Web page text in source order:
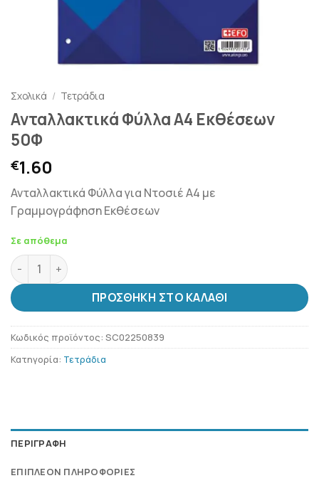
Σχολικά / Τετράδια
Ανταλλακτικά Φύλλα Α4 Εκθέσεων
50Φ
€1.60
Ανταλλακτικά Φύλλα για Ντοσιέ Α4 με
Γραμμογράφηση Εκθέσεων
Σε απόθεμα
Ανταλλακτικά Φύλλα Α4 Εκθέσεων 50Φ ποσότητα
ΠΡΟΣΘΉΚΗ ΣΤΟ ΚΑΛΆΘΙ
Κωδικός προϊόντος: SC02250839
Κατηγορία: Τετράδια
ΠΕΡΙΓΡΑΦΉ
ΕΠΙΠΛΈΟΝ ΠΛΗΡΟΦΟΡΊΕΣ